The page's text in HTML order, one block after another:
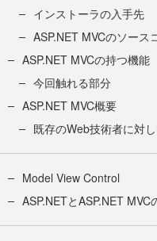
インストーラの入手先
ASP.NET MVCのソース
ASP.NET MVCの持つ機能
今回触れる部分
ASP.NET MVC概要
既存のWeb技術者に対
Model View Control
ASP.NETとASP.NET MVC